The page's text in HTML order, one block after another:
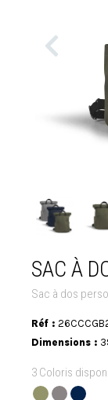
SAC À
Sac à dos
Réf :
Dimensions :
3 Coloris